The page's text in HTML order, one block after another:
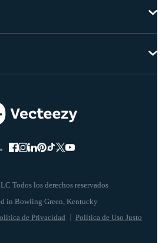
Todos los derechos reservados
de Privacidad Política de Uso Justo